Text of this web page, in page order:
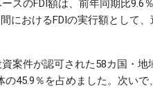
スのFDI額は、前年同期比9.6
におけるFDIの実行額として
案件が認可された58カ国・
45.9％を占めました。次い